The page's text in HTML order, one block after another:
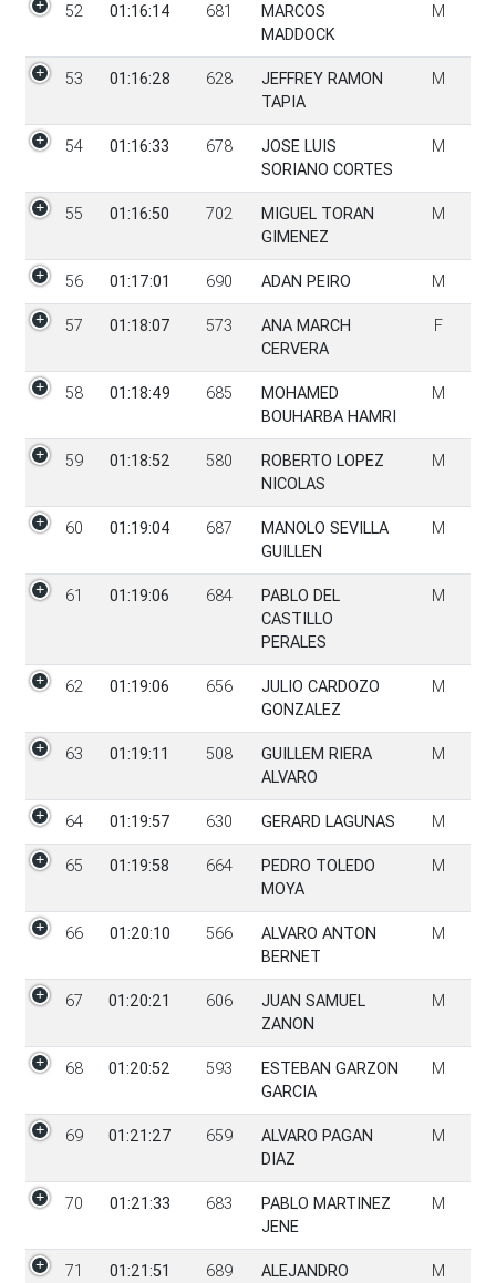
52 01:16:14 681
MARCOS
MADDOCK
M
53 01:16:28 628
JEFFREY RAMON
TAPIA
M
54 01:16:33 678
JOSE LUIS
SORIANO CORTES
M
55 01:16:50 702
MIGUEL TORAN
GIMENEZ
M
56 01:17:01 690 ADAN PEIRO M
57 01:18:07 573
ANA MARCH
CERVERA
F
58 01:18:49 685
MOHAMED
BOUHARBA HAMRI
M
59 01:18:52 580
ROBERTO LOPEZ
NICOLAS
M
60 01:19:04 687
MANOLO SEVILLA
GUILLEN
M
61 01:19:06 684
PABLO DEL
CASTILLO
PERALES
M
62 01:19:06 656
JULIO CARDOZO
GONZALEZ
M
63 01:19:11 508
GUILLEM RIERA
ALVARO
M
64 01:19:57 630 GERARD LAGUNAS M
65 01:19:58 664
PEDRO TOLEDO
MOYA
M
66 01:20:10 566
ALVARO ANTON
BERNET
M
67 01:20:21 606
JUAN SAMUEL
ZANON
M
68 01:20:52 593
ESTEBAN GARZON
GARCIA
M
69 01:21:27 659
ALVARO PAGAN
DIAZ
M
70 01:21:33 683
PABLO MARTINEZ
JENE
M
71 01:21:51 689
ALEJANDRO
M